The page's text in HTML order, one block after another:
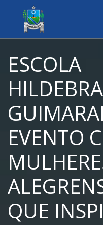
ESCOLA
EVENTO
QUE